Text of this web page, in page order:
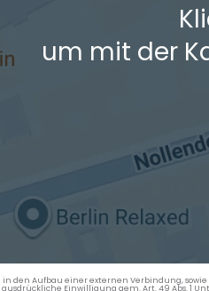
um mit der
den Aufbau einer externen Verbindung,
Einwilligung gem. Art. 49 Abs. 1